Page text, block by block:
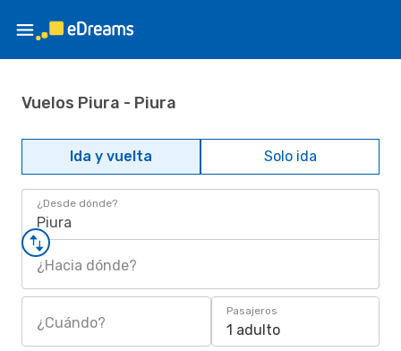
Vuelos Piura - Piura
Ida y vuelta Solo ida
¿Desde dónde?
Piura
¿Hacia dónde?
¿Cuándo?
Pasajeros
1 adulto